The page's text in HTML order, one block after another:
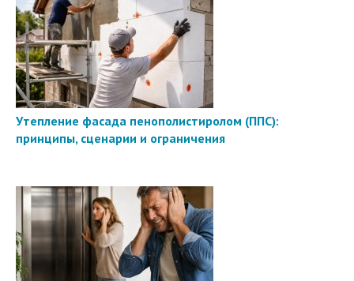
Утепление фасада пенополистиролом (ППС):
принципы, сценарии и ограничения